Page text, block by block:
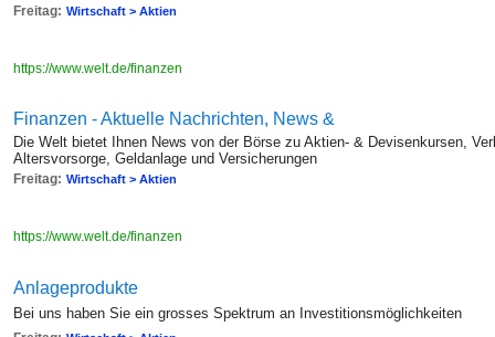
Freitag: Wirtschaft > Aktien
https://www.welt.de/finanzen
Finanzen - Aktuelle Nachrichten, News &
Die Welt bietet Ihnen News von der Börse zu Aktien- & Devisenkursen,
Altersvorsorge, Geldanlage und Versicherungen
Freitag: Wirtschaft > Aktien
https://www.welt.de/finanzen
Anlageprodukte
Bei uns haben Sie ein grosses Spektrum an Investitionsmöglichkeiten